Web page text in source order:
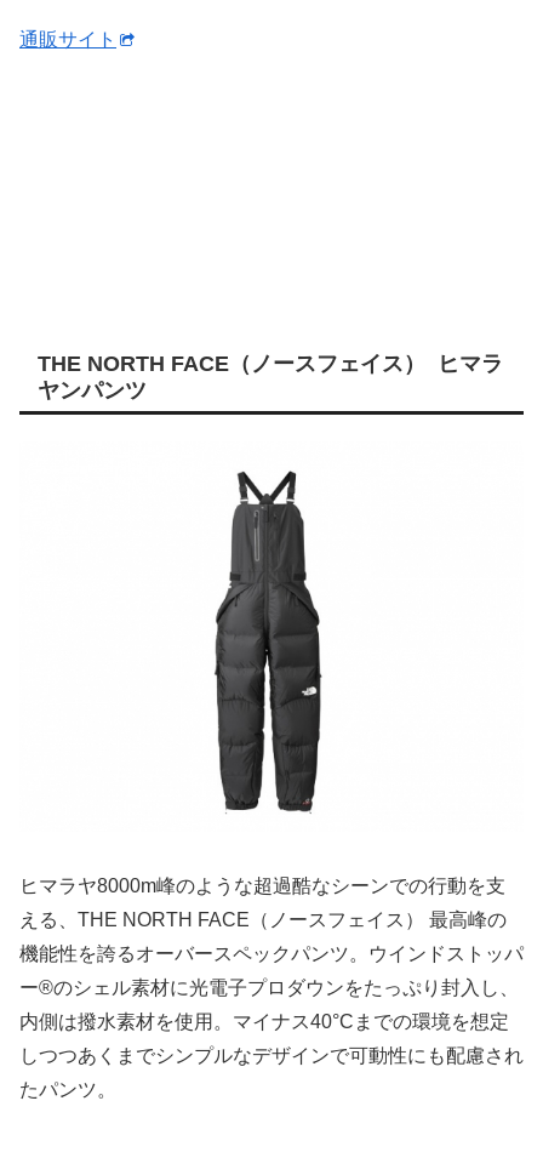
通販サイト
THE NORTH FACE（ノースフェイス） ヒマラ
ヤンパンツ
ヒマラヤ8000m峰のような超過酷なシーンでの行動を支
える、THE NORTH FACE（ノースフェイス） 最高峰の
機能性を誇るオーバースペックパンツ。ウインドストッパ
ー®のシェル素材に光電子プロダウンをたっぷり封入し、
内側は撥水素材を使用。マイナス40°Cまでの環境を想定
しつつあくまでシンプルなデザインで可動性にも配慮され
たパンツ。